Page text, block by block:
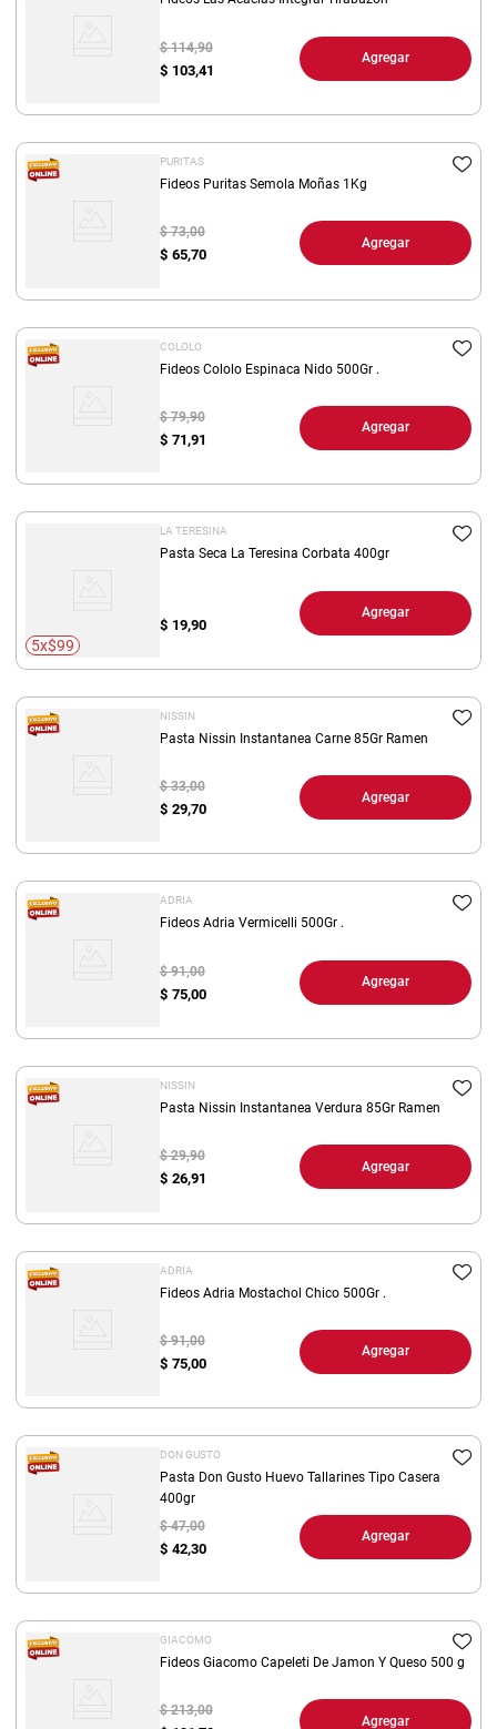
$ 103,41
$ 114,90
Agregar
PURITAS
Fideos Puritas Semola Moñas 1Kg
$ 65,70
$ 73,00
Agregar
COLOLO
Fideos Cololo Espinaca Nido 500Gr .
$ 71,91
$ 79,90
Agregar
5x$99
LA TERESINA
Pasta Seca La Teresina Corbata 400gr
$ 19,90
Agregar
NISSIN
Pasta Nissin Instantanea Carne 85Gr Ramen
$ 29,70
$ 33,00
Agregar
ADRIA
Fideos Adria Vermicelli 500Gr .
$ 75,00
$ 91,00
Agregar
NISSIN
Pasta Nissin Instantanea Verdura 85Gr Ramen
$ 26,91
$ 29,90
Agregar
ADRIA
Fideos Adria Mostachol Chico 500Gr .
$ 75,00
$ 91,00
Agregar
DON GUSTO
Pasta Don Gusto Huevo Tallarines Tipo Casera
400gr
$ 42,30
$ 47,00
Agregar
GIACOMO
Fideos Giacomo Capeleti De Jamon Y Queso 500 g
$ 213,00
Agregar